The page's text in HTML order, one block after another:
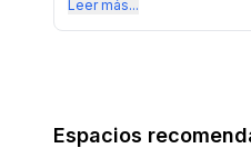
Leer más...
Espacios